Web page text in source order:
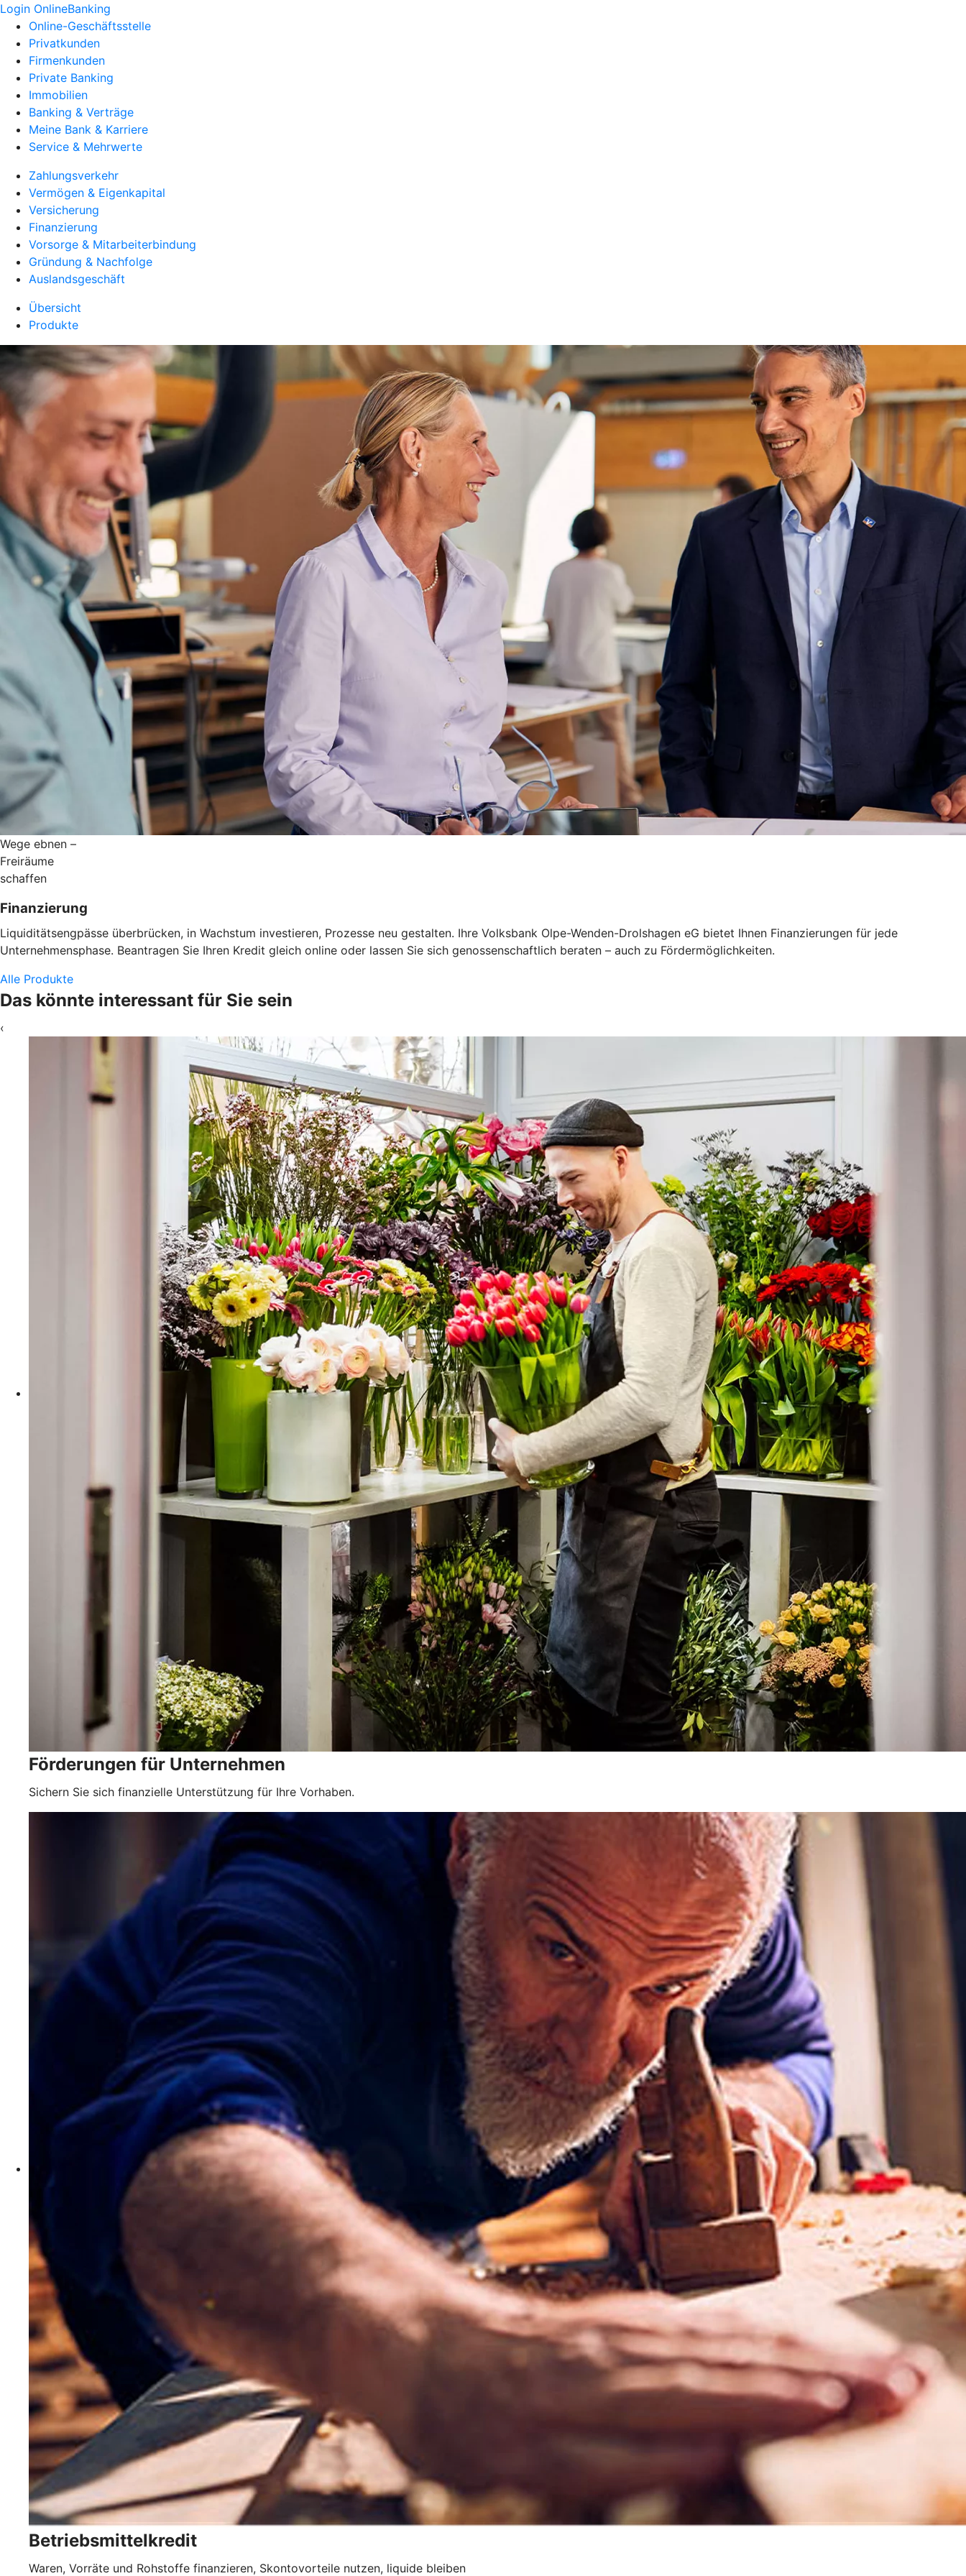
Login OnlineBanking
Online-Geschäftsstelle
Privatkunden
Firmenkunden
Private Banking
Immobilien
Banking & Verträge
Meine Bank & Karriere
Service & Mehrwerte
Zahlungsverkehr
Vermögen & Eigenkapital
Versicherung
Finanzierung
Vorsorge & Mitarbeiterbindung
Gründung & Nachfolge
Auslandsgeschäft
Übersicht
Produkte
Wege ebnen –
Freiräume
schaffen
Finanzierung
Liquiditätsengpässe überbrücken, in Wachstum investieren, Prozesse neu gestalten. Ihre Volksbank Olpe-Wenden-Drolshagen eG bietet Ihnen Finanzierungen für jede
Unternehmensphase. Beantragen Sie Ihren Kredit gleich online oder lassen Sie sich genossenschaftlich beraten – auch zu Fördermöglichkeiten.
Alle Produkte
Das könnte interessant für Sie sein
‹
Förderungen für Unternehmen
Sichern Sie sich finanzielle Unterstützung für Ihre Vorhaben.
Betriebsmittelkredit
Waren, Vorräte und Rohstoffe finanzieren, Skontovorteile nutzen, liquide bleiben